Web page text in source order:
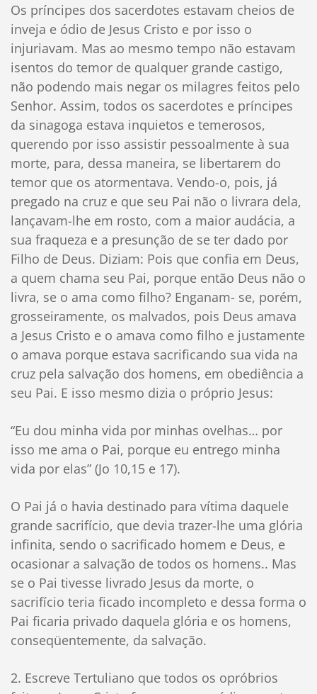
Os príncipes dos sacerdotes estavam cheios de
inveja e ódio de Jesus Cristo e por isso o
injuriavam. Mas ao mesmo tempo não estavam
isentos do temor de qualquer grande castigo,
não podendo mais negar os milagres feitos pelo
Senhor. Assim, todos os sacerdotes e príncipes
da sinagoga estava inquietos e temerosos,
querendo por isso assistir pessoalmente à sua
morte, para, dessa maneira, se libertarem do
temor que os atormentava. Vendo-o, pois, já
pregado na cruz e que seu Pai não o livrara dela,
lançavam-lhe em rosto, com a maior audácia, a
sua fraqueza e a presunção de se ter dado por
Filho de Deus. Diziam: Pois que confia em Deus,
a quem chama seu Pai, porque então Deus não o
livra, se o ama como filho? Enganam- se, porém,
grosseiramente, os malvados, pois Deus amava
a Jesus Cristo e o amava como filho e justamente
o amava porque estava sacrificando sua vida na
cruz pela salvação dos homens, em obediência a
seu Pai. E isso mesmo dizia o próprio Jesus:
“Eu dou minha vida por minhas ovelhas… por
isso me ama o Pai, porque eu entrego minha
vida por elas” (Jo 10,15 e 17).
O Pai já o havia destinado para vítima daquele
grande sacrifício, que devia trazer-lhe uma glória
infinita, sendo o sacrificado homem e Deus, e
ocasionar a salvação de todos os homens.. Mas
se o Pai tivesse livrado Jesus da morte, o
sacrifício teria ficado incompleto e dessa forma o
Pai ficaria privado daquela glória e os homens,
conseqüentemente, da salvação.
2. Escreve Tertuliano que todos os opróbrios